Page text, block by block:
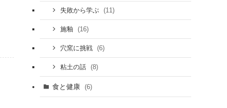
失敗から学ぶ (11)
施釉 (16)
穴窯に挑戦 (6)
粘土の話 (8)
食と健康 (6)